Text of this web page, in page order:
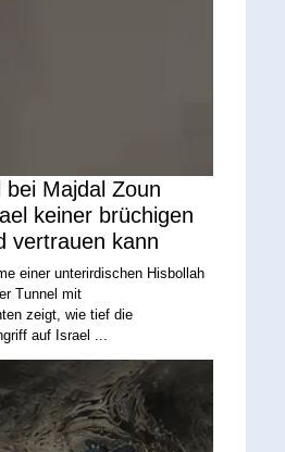
bei Majdal Zoun
keiner brüchigen
vertrauen kann
einer unterirdischen Hisbollah
Tunnel mit
zeigt, wie tief die
auf Israel ...